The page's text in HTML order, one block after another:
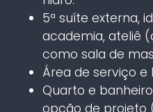
5ª suíte externa,
academia, ateliê
como sala de
Área de serviço
Quarto e
opção de projeto